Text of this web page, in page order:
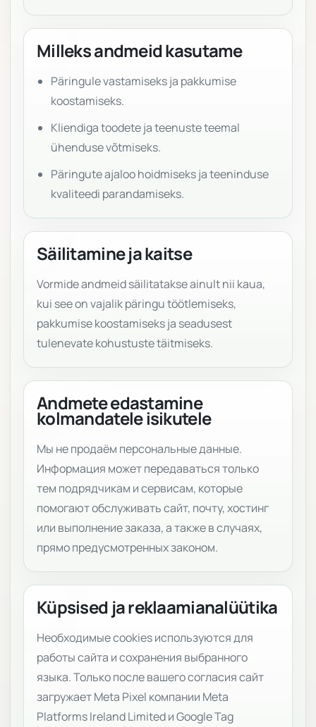
Milleks andmeid kasutame
Päringule vastamiseks ja pakkumise
koostamiseks.
Kliendiga toodete ja teenuste teemal
ühenduse võtmiseks.
Päringute ajaloo hoidmiseks ja teeninduse
kvaliteedi parandamiseks.
Säilitamine ja kaitse
Vormide andmeid säilitatakse ainult nii kaua,
kui see on vajalik päringu töötlemiseks,
pakkumise koostamiseks ja seadusest
tulenevate kohustuste täitmiseks.
Andmete edastamine
kolmandatele isikutele
Мы не продаём персональные данные.
Информация может передаваться только
тем подрядчикам и сервисам, которые
помогают обслуживать сайт, почту, хостинг
или выполнение заказа, а также в случаях,
прямо предусмотренных законом.
Küpsised ja reklaamianalüütika
Необходимые cookies используются для
работы сайта и сохранения выбранного
языка. Только после вашего согласия сайт
загружает Meta Pixel компании Meta
Platforms Ireland Limited и Google Tag